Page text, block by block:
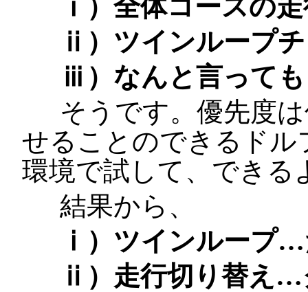
ⅰ）全体コースの
ⅱ）ツインループ
ⅲ）なんと言って
そうです。優先度
せることのできるド
環境で試して、できる
結果から、
ⅰ）ツインループ
ⅱ）走行切り替え…